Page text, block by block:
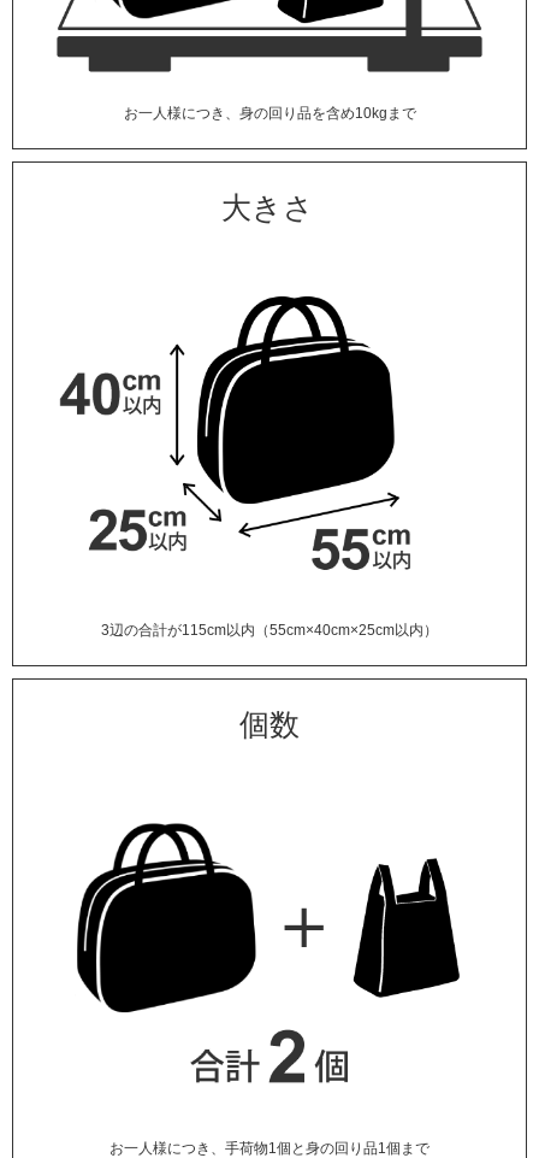
お一人様につき、身の回り品を含め10kgまで
大きさ
3辺の合計が115cm以内（55cm×40cm×25cm以内）
個数
お一人様につき、手荷物1個と身の回り品1個まで